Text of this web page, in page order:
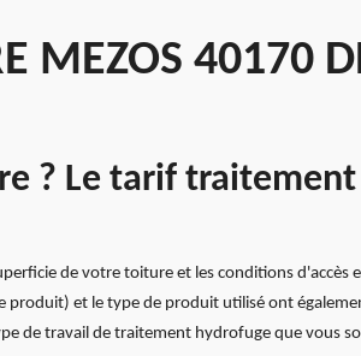
MEZOS 40170
? Le tarif
de votre toiture et les conditions d'accès
et le type de produit utilisé ont
de travail de traitement hydrofuge que vous